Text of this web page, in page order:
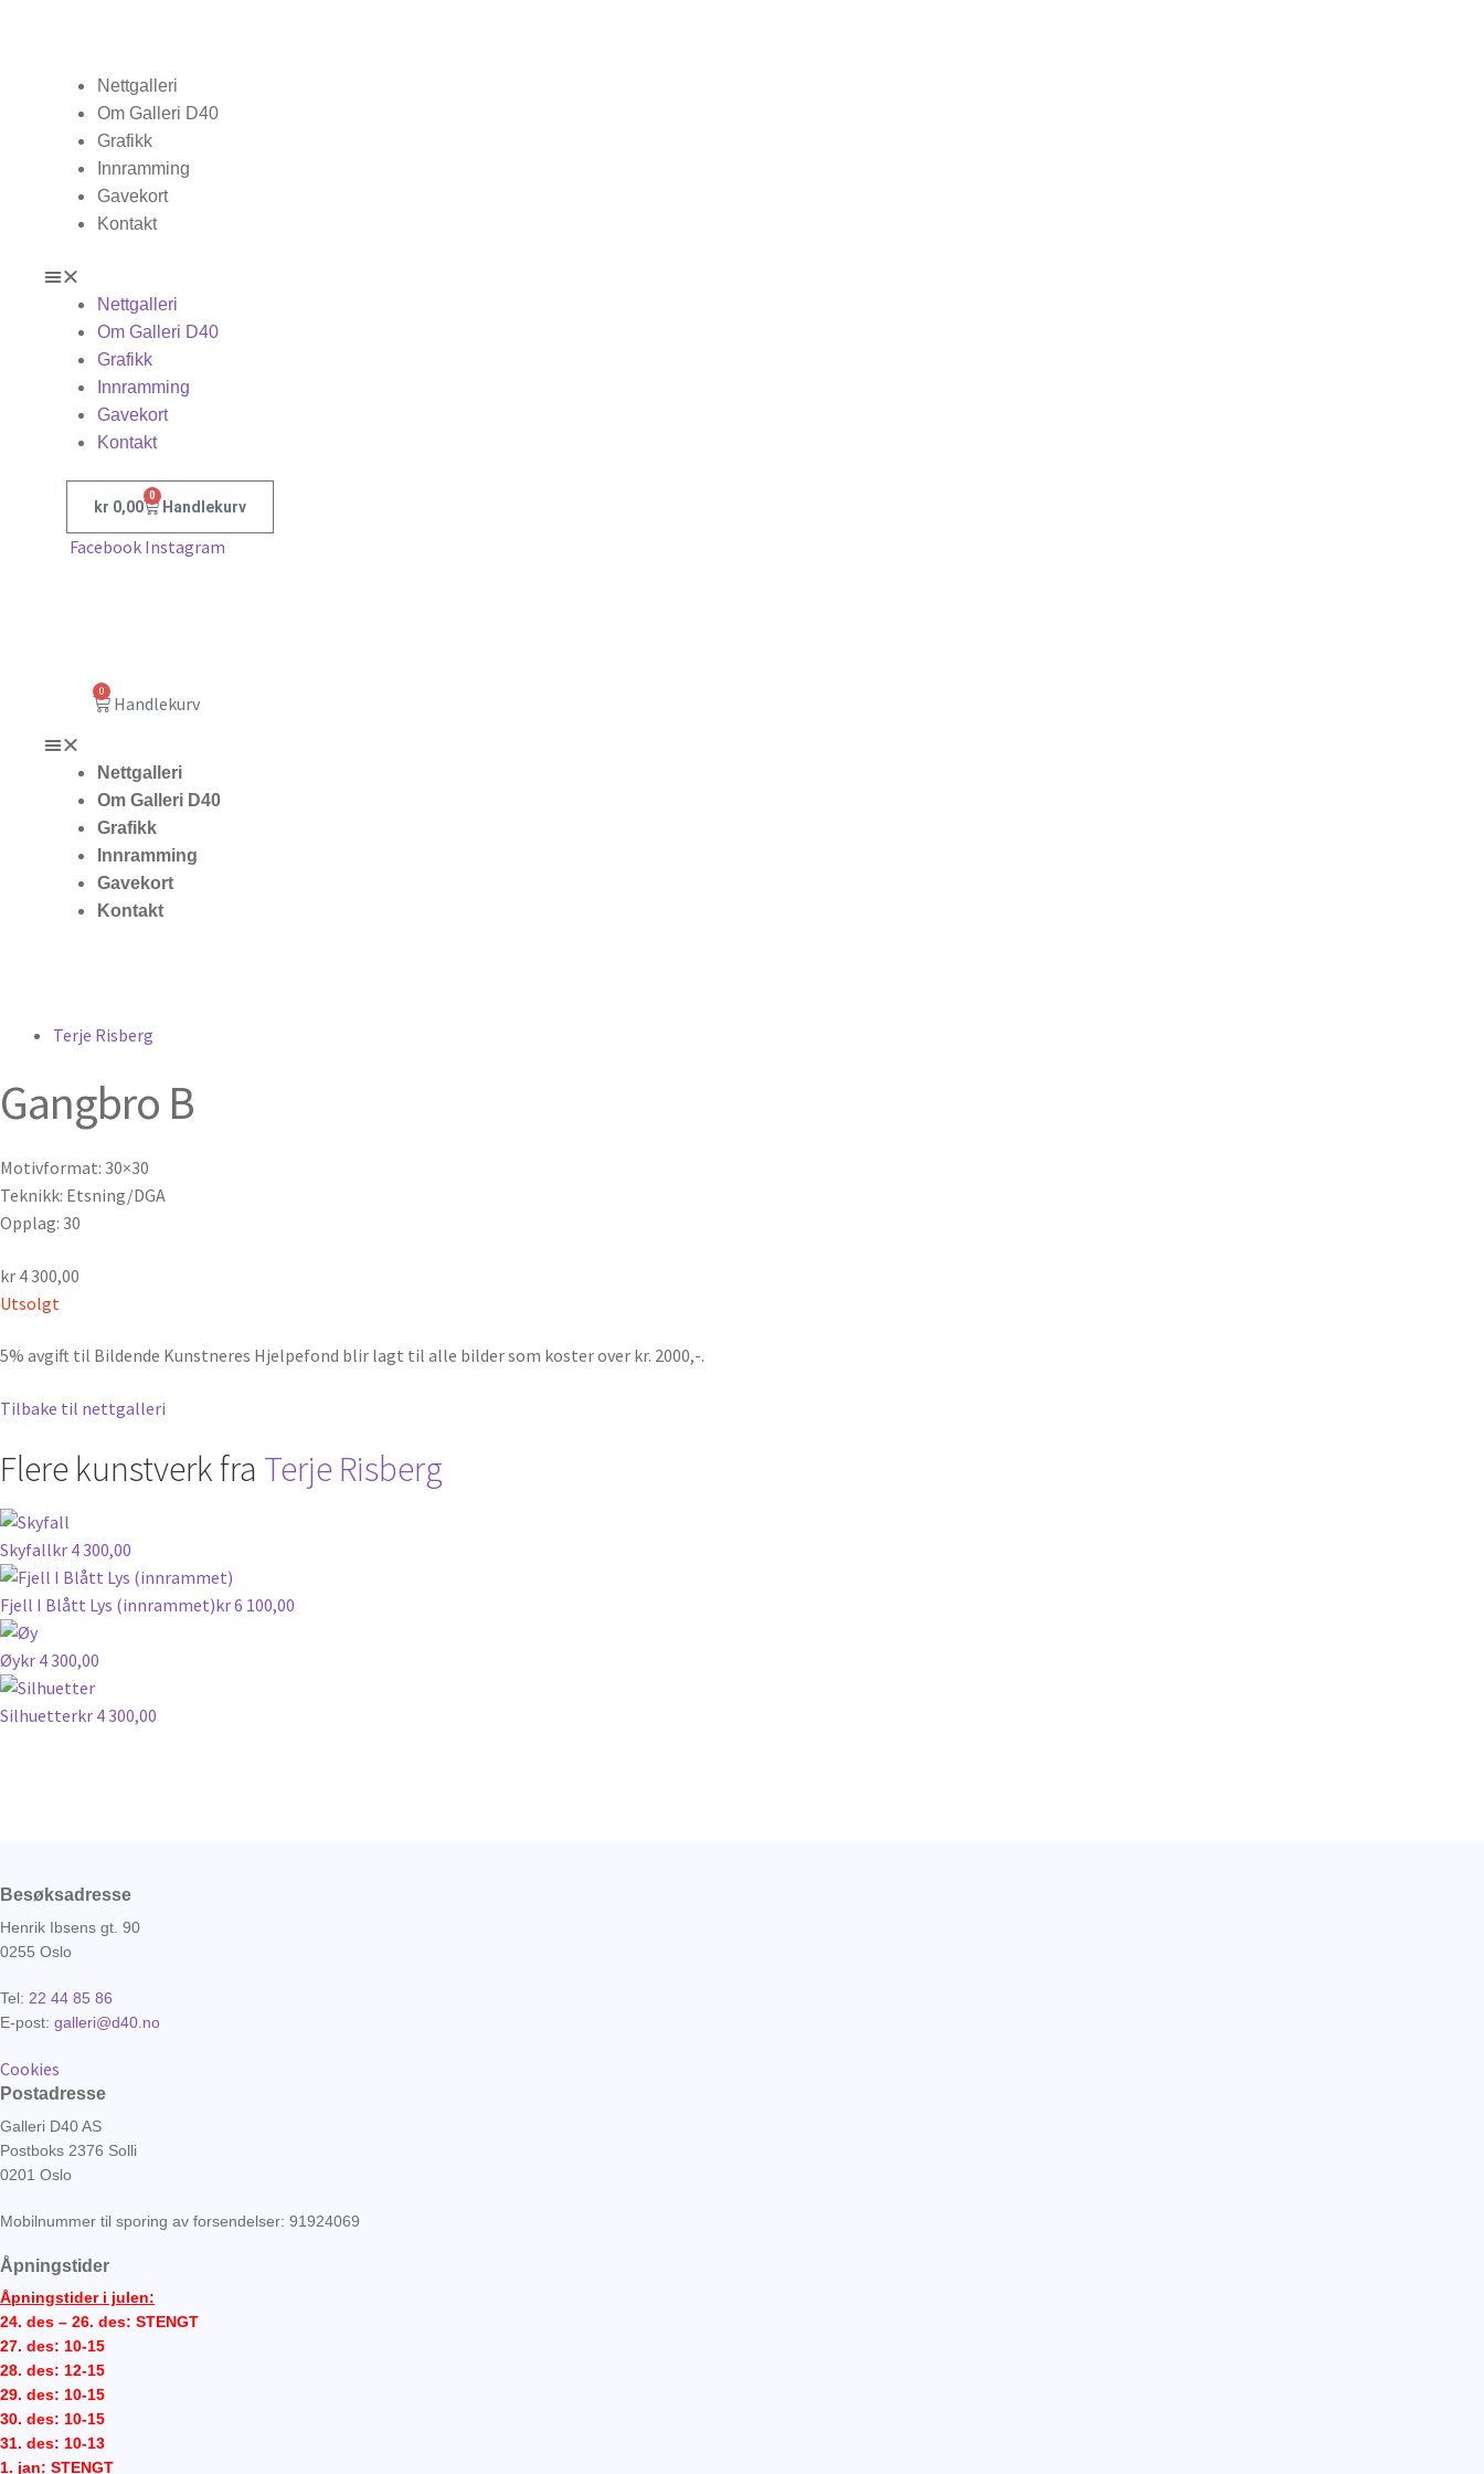
Nettgalleri
Om Galleri D40
Grafikk
Innramming
Gavekort
Kontakt
Nettgalleri
Om Galleri D40
Grafikk
Innramming
Gavekort
Kontakt
kr 0,00
0
Handlekurv
Facebook Instagram
0
Handlekurv
Nettgalleri
Om Galleri D40
Grafikk
Innramming
Gavekort
Kontakt
Terje Risberg
Gangbro B
Motivformat: 30×30
Teknikk: Etsning/DGA
Opplag: 30
kr 4 300,00
Utsolgt
5% avgift til Bildende Kunstneres Hjelpefond blir lagt til alle bilder som koster over kr. 2000,-.
Tilbake til nettgalleri
Flere kunstverk fra Terje Risberg
Skyfallkr 4 300,00
Fjell I Blått Lys (innrammet)kr6 100,00
Øykr 4 300,00
Silhuetterkr 4 300,00
Besøksadresse
Henrik Ibsens gt. 90
0255 Oslo
Tel: 22 44 85 86
E-post: galleri@d40.no
Cookies
Postadresse
Galleri D40 AS
Postboks 2376 Solli
0201 Oslo
Mobilnummer til sporing av forsendelser: 91924069
Åpningstider
Åpningstider i julen:
24. des – 26. des: STENGT
27. des: 10-15
28. des: 12-15
29. des: 10-15
30. des: 10-15
31. des: 10-13
1. jan: STENGT